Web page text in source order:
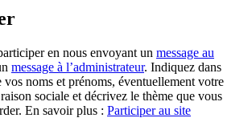
en nous envoyant un message au
message à l’administrateur. Indiquez dans
vos noms et prénoms, éventuellement votre
sociale et décrivez le thème que vous
En savoir plus : Participer au site